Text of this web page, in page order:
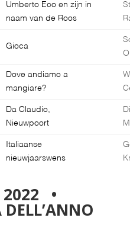
Umberto Eco en zijn in
naam van de Roos
Gioca
Dove andiamo a
mangiare?
Da Claudio,
Nieuwpoort
Italiaanse
nieuwjaarswens
2022 •